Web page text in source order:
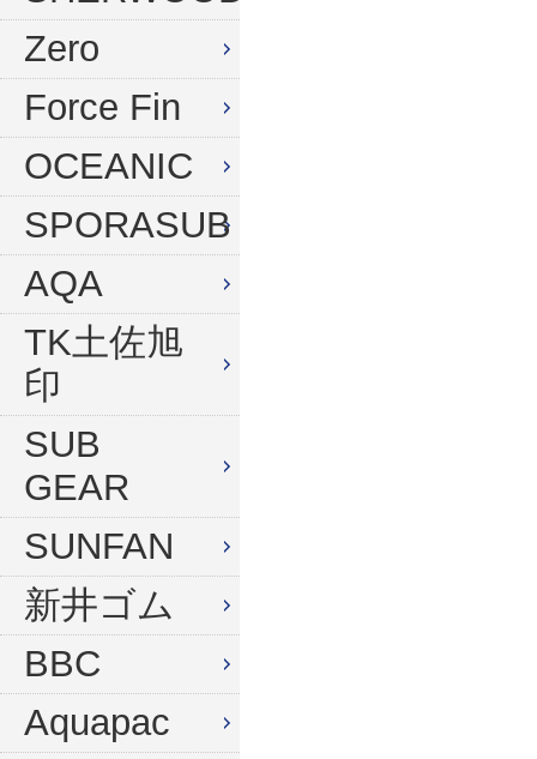
水中デジタルカメラセット
Zero
Force Fin
OCEANIC
SPORASUB
AQA
TK土佐旭
印
SUB
GEAR
SUNFAN
新井ゴム
BBC
Aquapac